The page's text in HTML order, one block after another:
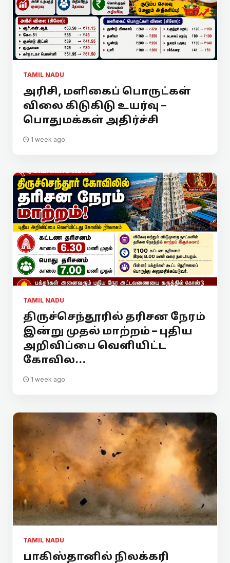
TAMIL NADU
அரிசி, மளிகைப் பொருட்கள்
விலை கிடுகிடு உயர்வு –
பொதுமக்கள் அதிர்ச்சி
1 week ago
TAMIL NADU
திருச்செந்தூரில் தரிசன நேரம்
இன்று முதல் மாற்றம் – புதிய
அறிவிப்பை வெளியிட்ட
கோவில...
1 week ago
TAMIL NADU
பாகிஸ்தானில் நிலக்கரி